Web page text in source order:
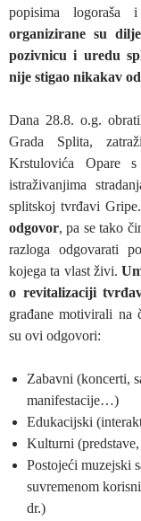
popisima logoraša
organizirane su
pozivnicu i uredu
nije stigao nikakav
Dana 28.8. o.g.
Grada Splita,
Krstulovića Opare
istraživanjima
splitskoj tvrđavi Gripe.
odgovor, pa se tako
razloga odgovarati
kojega ta vlast živi.
o revitalizaciji
građane motivirali na
su ovi odgovori:
Zabavni (koncerti,
manifestacije…)
Edukacijski
Kulturni
Postojeći muzejski
suvremenom
dr.)